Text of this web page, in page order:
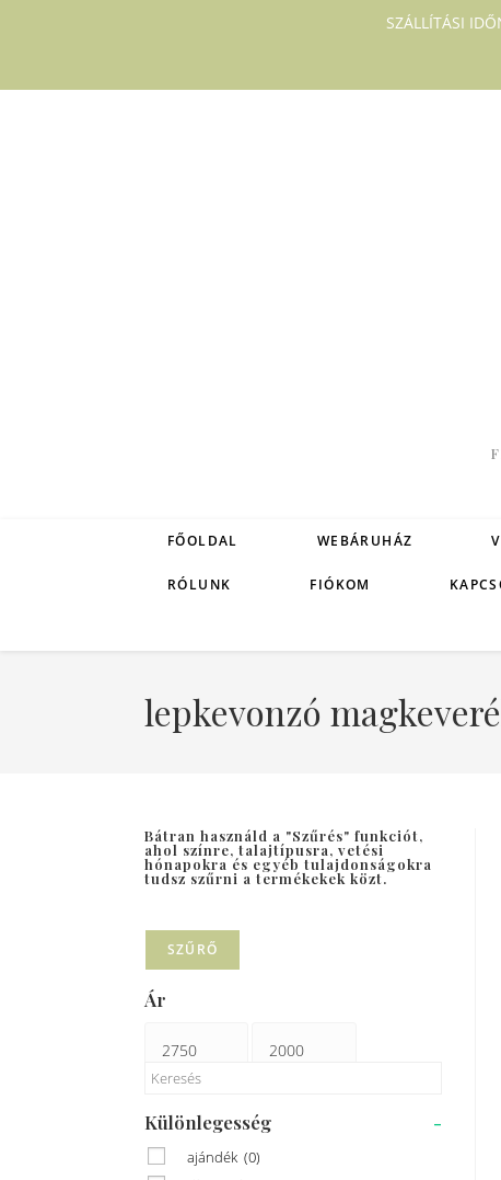
SZÁLLÍTÁSI
FŐOLDAL WEBÁRUHÁZ
RÓLUNK FIÓKOM
lepkevonzó
Bátran használd a "Szűrés" funkciót,
ahol színre, talajtípusra, vetési
hónapokra és egyéb tulajdonságokra
tudsz szűrni a termékekek közt.
SZŰRŐ
Ár
Különlegesség -
ajándék (0)